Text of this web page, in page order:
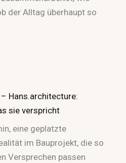
der Alltag überhaupt so
Hans.architecture:
sie verspricht
eine geplatzte
im Bauprojekt, die so
Versprechen passen